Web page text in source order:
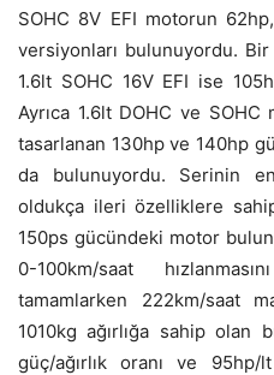
SOHC 8V EFI motorun
versiyonları bulunuyordu.
1.6lt SOHC 16V EFI ise
Ayrıca 1.6lt DOHC ve
tasarlanan 130hp ve 140hp
da bulunuyordu. Serinin
oldukça ileri özelliklere
150ps gücündeki motor
0-100km/saat
tamamlarken 222km/saat
1010kg ağırlığa sahip olan
güç/ağırlık oranı ve 95hp/